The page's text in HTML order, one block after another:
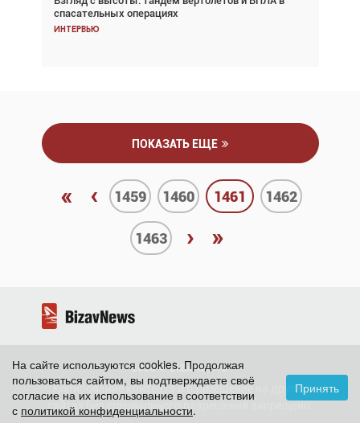
спасательных операциях
Интервью
покупке соответствующим образом
Интервью
ПОКАЗАТЬ ЕЩЕ
« ‹ 1459 1460 1461 1462
1463 › »
2026 ©BizavNews
Копирование контента и размещение на других
сайтах без специального разрешения запрещено.
На сайте используются cookies. Продолжая
пользоваться сайтом, вы подтверждаете своё
согласие на их использование в соответствии
с политикой конфиденциальности.
Принять